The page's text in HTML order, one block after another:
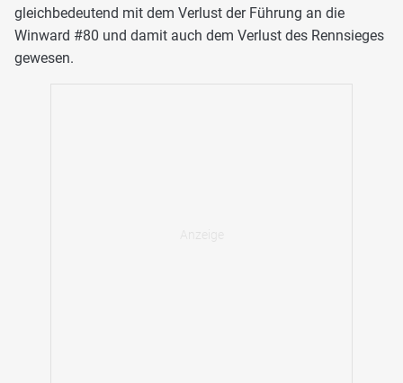
gleichbedeutend mit dem Verlust der Führung an die
Winward #80 und damit auch dem Verlust des Rennsieges
gewesen.